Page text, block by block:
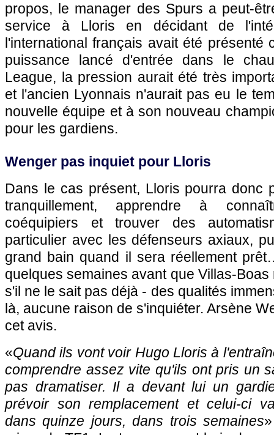
propos, le manager des Spurs a peut-
service à Lloris en décidant de
l'international français avait été présenté
puissance lancé d'entrée dans le
League, la pression aurait été très
et l'ancien Lyonnais n'aurait pas eu le
nouvelle équipe et à son nouveau
pour les gardiens.
Wenger pas inquiet pour Lloris
Dans le cas présent, Lloris pourra donc
tranquillement, apprendre à
coéquipiers et trouver des
particulier avec les défenseurs axiaux,
grand bain quand il sera réellement
quelques semaines avant que Villas-
s'il ne le sait pas déjà - des qualités
là, aucune raison de s'inquiéter. Arsène
cet avis.
«Quand ils vont voir Hugo Lloris à
comprendre assez vite qu'ils ont pris un
pas dramatiser. Il a devant lui un
prévoir son remplacement et celui-ci
dans quinze jours, dans trois semaines